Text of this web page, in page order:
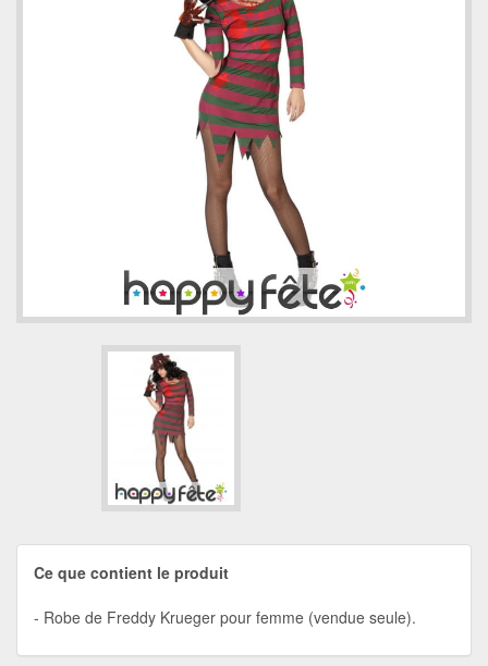
Ce que contient le produit
Robe de Freddy Krueger pour femme (vendue seule).